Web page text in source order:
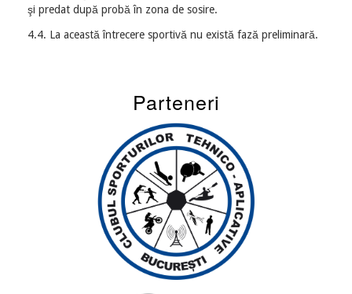
şi predat după probă în zona de sosire.
4.4. La această întrecere sportivă nu există fază preliminară.
Parteneri